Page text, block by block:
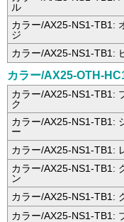
ル
カラー/AX25-NS1-TB1:
ジ
カラー/AX25-NS1-TB1:
カラー/AX25-OTH-
カラー/AX25-NS1-TB1:
ク
カラー/AX25-NS1-TB1:
ー
カラー/AX25-NS1-TB1:
カラー/AX25-NS1-TB1:
ン
カラー/AX25-NS1-TB1:
カラー/AX25-NS1-TB1: